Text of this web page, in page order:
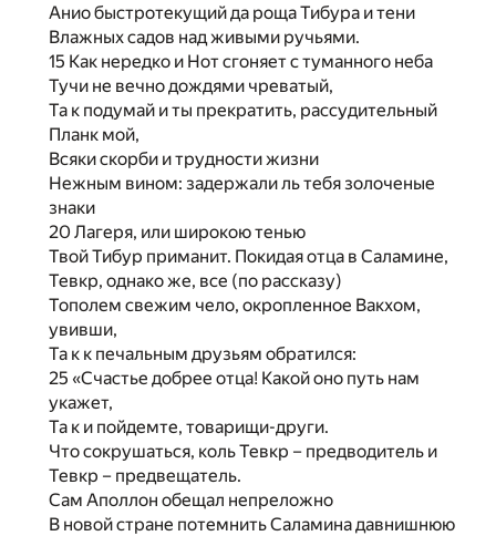
Анио быстротекущий да роща Тибура и тени
Влажных садов над живыми ручьями.
15 Как нередко и Нот сгоняет с туманного неба
Тучи не вечно дождями чреватый,
Та к подумай и ты прекратить, рассудительный
Планк мой,
Всяки скорби и трудности жизни
Нежным вином: задержали ль тебя золоченые
знаки
20 Лагеря, или широкою тенью
Твой Тибур приманит. Покидая отца в Саламине,
Тевкр, однако же, все (по рассказу)
Тополем свежим чело, окропленное Вакхом,
увивши,
Та к к печальным друзьям обратился:
25 «Счастье добрее отца! Какой оно путь нам
укажет,
Та к и пойдемте, товарищи-други.
Что сокрушаться, коль Тевкр – предводитель и
Тевкр – предвещатель.
Сам Аполлон обещал непреложно
В новой стране потемнить Саламина давнишнюю